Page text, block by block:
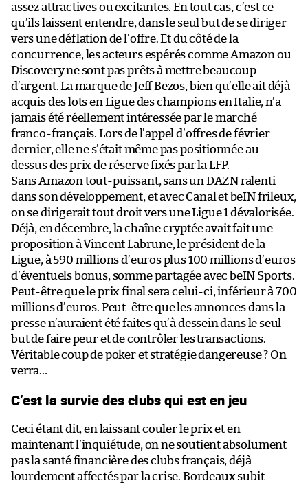
assez attractives ou excitantes. En tout cas, c’est ce
qu’ils laissent entendre, dans le seul but de se diriger
vers une déflation de l’offre. Et du côté de la
concurrence, les acteurs espérés comme Amazon ou
Discovery ne sont pas prêts à mettre beaucoup
d’argent. La marque de Jeff Bezos, bien qu’elle ait déjà
acquis des lots en Ligue des champions en Italie, n’a
jamais été réellement intéressée par le marché
franco-français. Lors de l’appel d’offres de février
dernier, elle ne s’était même pas positionnée au-
dessus des prix de réserve fixés par la LFP.
Sans Amazon tout-puissant, sans un DAZN ralenti
dans son développement, et avec Canal et beIN frileux,
on se dirigerait tout droit vers une Ligue 1 dévalorisée.
Déjà, en décembre, la chaîne cryptée avait fait une
proposition à Vincent Labrune, le président de la
Ligue, à 590 millions d’euros plus 100 millions d’euros
d’éventuels bonus, somme partagée avec beIN Sports.
Peut-être que le prix final sera celui-ci, inférieur à 700
millions d’euros. Peut-être que les annonces dans la
presse n’auraient été faites qu’à dessein dans le seul
but de faire peur et de contrôler les transactions.
Véritable coup de poker et stratégie dangereuse ? On
verra…
C’est la survie des clubs qui est en jeu
Ceci étant dit, en laissant couler le prix et en
maintenant l’inquiétude, on ne soutient absolument
pas la santé financière des clubs français, déjà
lourdement affectés par la crise. Bordeaux subit